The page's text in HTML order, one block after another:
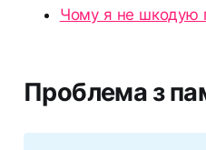
Чому я не шкодую
Проблема з